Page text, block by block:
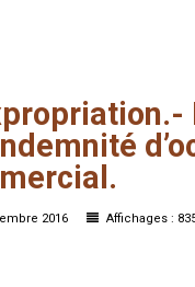
2016 Affichages :